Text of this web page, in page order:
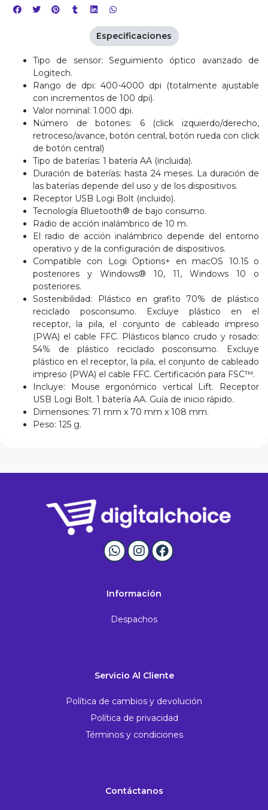
Tipo de sensor: Seguimiento óptico avanzado de
Logitech.
Rango de dpi: 400-4000 dpi (totalmente ajustable
con incrementos de 100 dpi).
Valor nominal: 1.000 dpi.
Número de botones: 6 (click izquierdo/derecho,
retroceso/avance, botón central, botón rueda con click
de botón central)
Tipo de baterías: 1 batería AA (incluida).
Duración de baterías: hasta 24 meses. La duración de
las baterías depende del uso y de los dispositivos.
Receptor USB Logi Bolt (incluido).
Tecnología Bluetooth® de bajo consumo.
Radio de acción inalámbrico de 10 m.
El radio de acción inalámbrico depende del entorno
operativo y de la configuración de dispositivos.
Compatible con Logi Options+ en macOS 10.15 o
posteriores y Windows® 10, 11, Windows 10 o
posteriores.
Sostenibilidad: Plástico en grafito 70% de plástico
reciclado posconsumo. Excluye plástico en el
receptor, la pila, el conjunto de cableado impreso
(PWA) el cable FFC. Plásticos blanco crudo y rosado:
54% de plástico reciclado posconsumo. Excluye
plástico en el receptor, la pila, el conjunto de cableado
impreso (PWA) el cable FFC. Certificación para FSC™.
Incluye: Mouse ergonómico vertical Lift. Receptor
USB Logi Bolt. 1 batería AA. Guía de inicio rápido.
Dimensiones: 71 mm x 70 mm x 108 mm.
Peso: 125 g.
Especificaciones
Información
Despachos
Servicio Al Cliente
Política de cambios y devolución
Política de privacidad
Términos y condiciones
Contáctanos